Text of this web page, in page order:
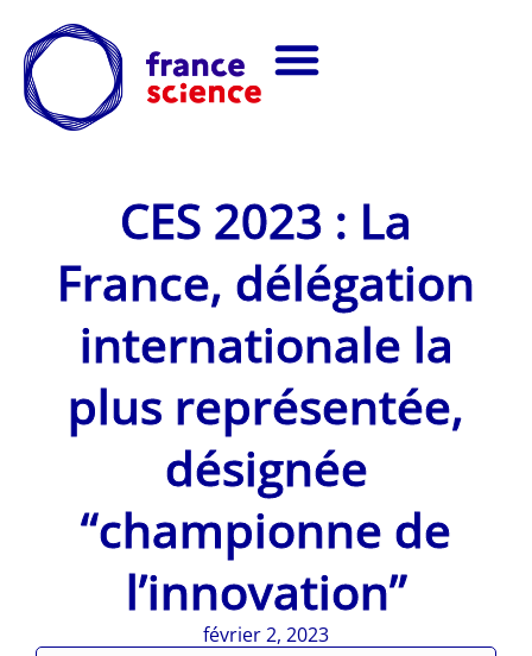
CES 2023 : La
France, délégation
internationale la
plus représentée,
désignée
“championne de
l’innovation”
février 2, 2023